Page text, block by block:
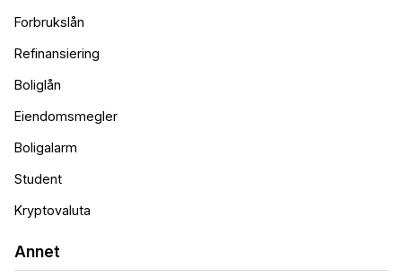
Forbrukslån
Refinansiering
Boliglån
Eiendomsmegler
Boligalarm
Student
Kryptovaluta
Annet